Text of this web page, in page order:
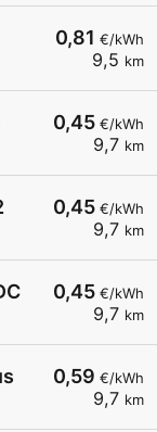
0,81 €/kWh
9,5 km
0,45 €/kWh
9,7 km
0,45 €/kWh
9,7 km
0,45 €/kWh
9,7 km
0,59 €/kWh
9,7 km